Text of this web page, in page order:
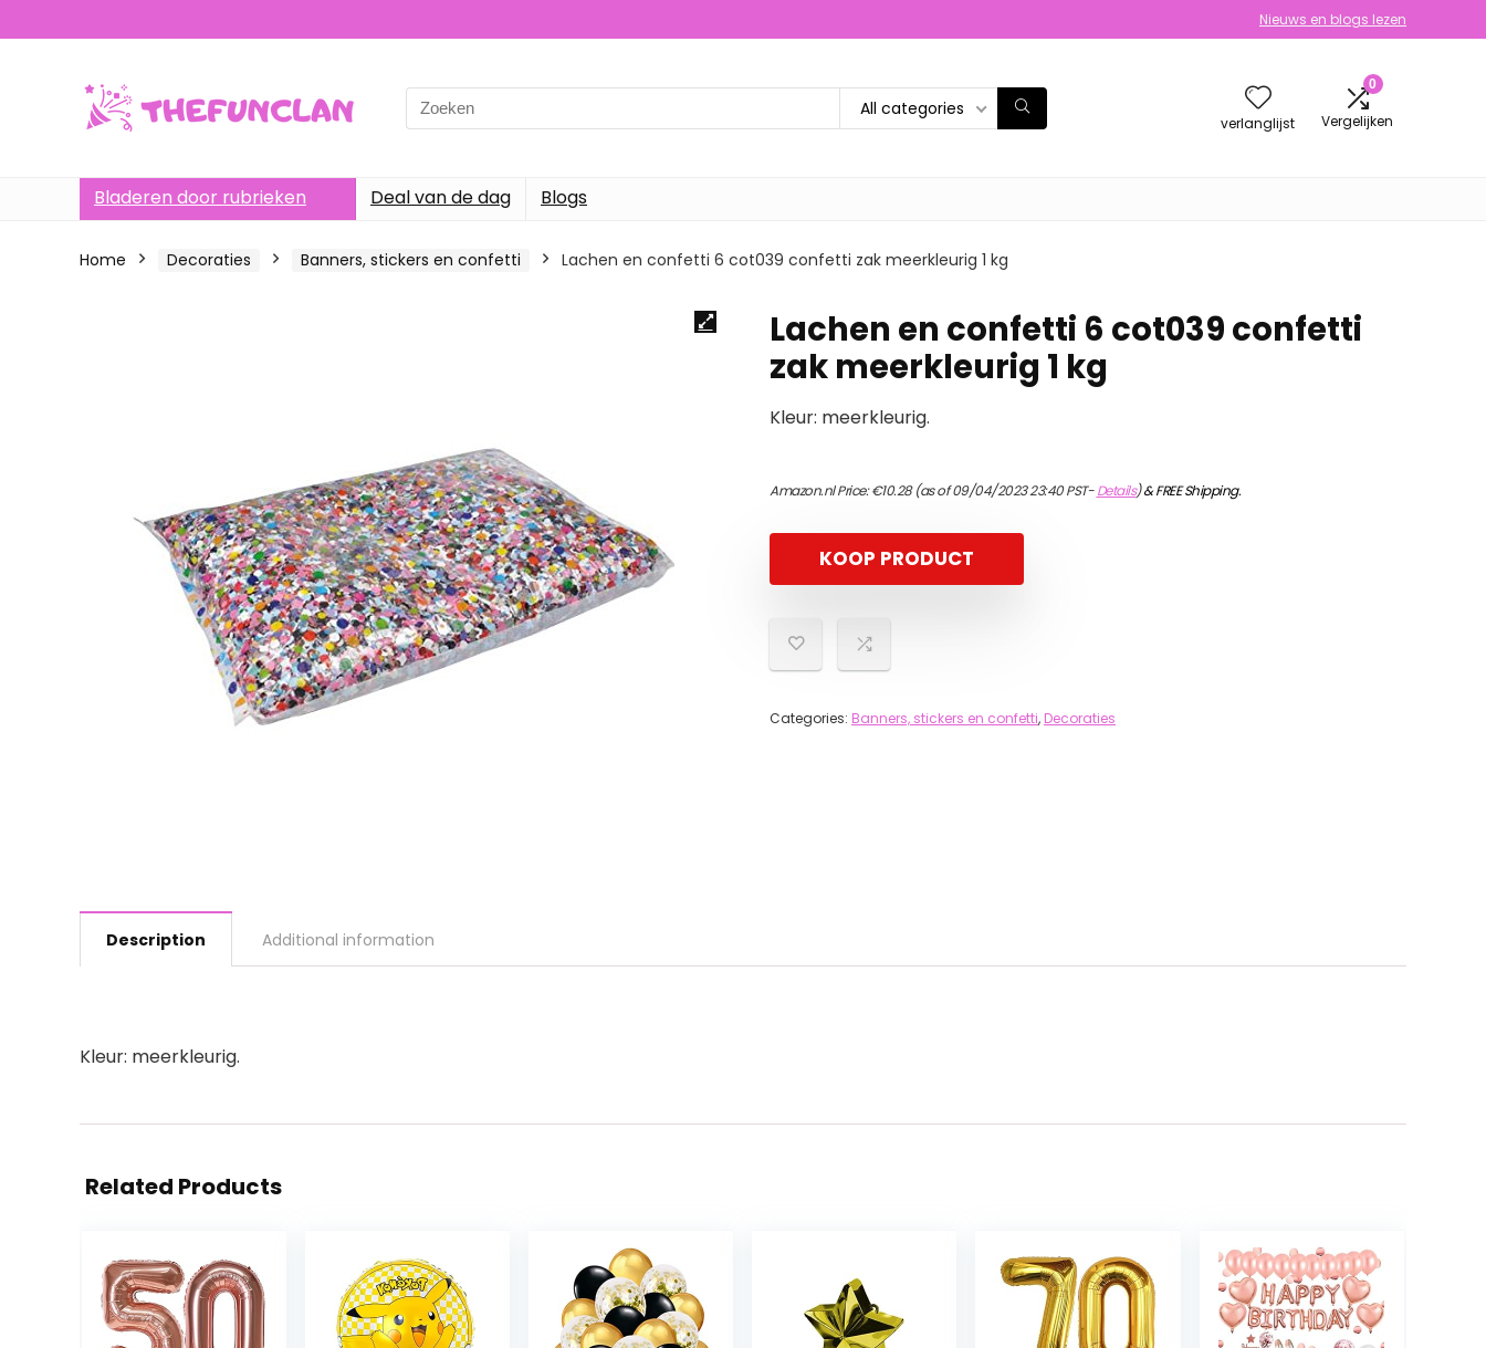
Nieuws en blogs lezen
Search
for:
All categories
verlanglijst
0
Vergelijken
Bladeren door rubrieken Deal van de dag Blogs
Home Decoraties Banners, stickers en confetti Lachen en confetti 6 cot039 confetti zak meerkleurig 1 kg
Lachen en confetti 6 cot039 confetti
zak meerkleurig 1 kg
Kleur: meerkleurig.
Amazon.nl Price:€10.28(as of 09/04/2023 23:40 PST-Details)&FREE Shipping.
KOOP PRODUCT
Categories: Banners, stickers en confetti, Decoraties
Description Additional information
Kleur: meerkleurig.
Related Products